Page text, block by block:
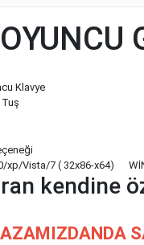
Klavye
Vista/7 ( 32x86-x64)
kendine